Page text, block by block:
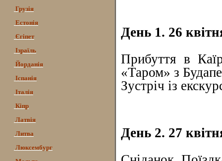
Грузія
Естонія
Єгіпет
Ізраїль
Йорданія
Іспанія
Італія
Кіпр
Латвія
Литва
Люксембург
День 1. 26
Прибуття в
«Таром» з
Зустріч із
День 2. 27